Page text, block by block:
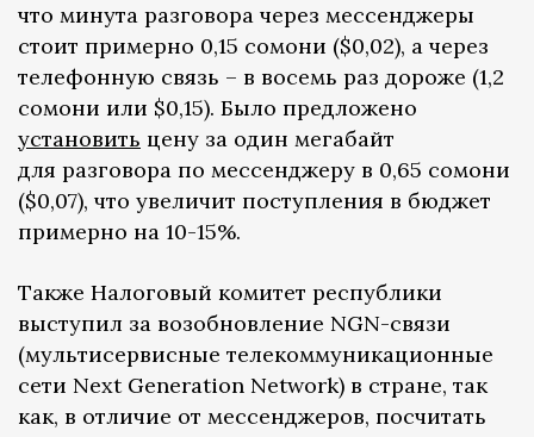
что минута разговора через мессенджеры
стоит примерно 0,15 сомони ($0,02), а через
телефонную связь – в восемь раз дороже (1,2
сомони или $0,15). Было предложено
установить цену за один мегабайт
для разговора по мессенджеру в 0,65 сомони
($0,07), что увеличит поступления в бюджет
примерно на 10-15%.
Также Налоговый комитет республики
выступил за возобновление NGN-связи
(мультисервисные телекоммуникационные
сети Next Generation Network) в стране, так
как, в отличие от мессенджеров, посчитать